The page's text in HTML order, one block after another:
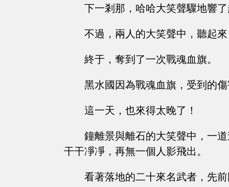
下一剎那，哈哈大笑聲驟地響
不過，兩人的大笑聲中，聽起
終于，奪到了一次戰魂血旗。
黑水國因為戰魂血旗，受到的
這一天，也來得太晚了！
鐘離景與離石的大笑聲中，一
干干凈凈，再無一個人影飛出。
看著落地的二十來名武者，先